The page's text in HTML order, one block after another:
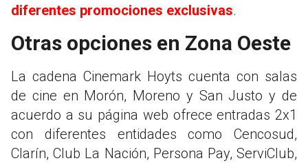
diferentes promociones exclusivas.
Otras opciones en Zona Oeste
La cadena Cinemark Hoyts cuenta con salas
de cine en Morón, Moreno y San Justo y de
acuerdo a su página web ofrece entradas 2x1
con diferentes entidades como Cencosud,
Clarín, Club La Nación, Persona Pay, ServiClub,